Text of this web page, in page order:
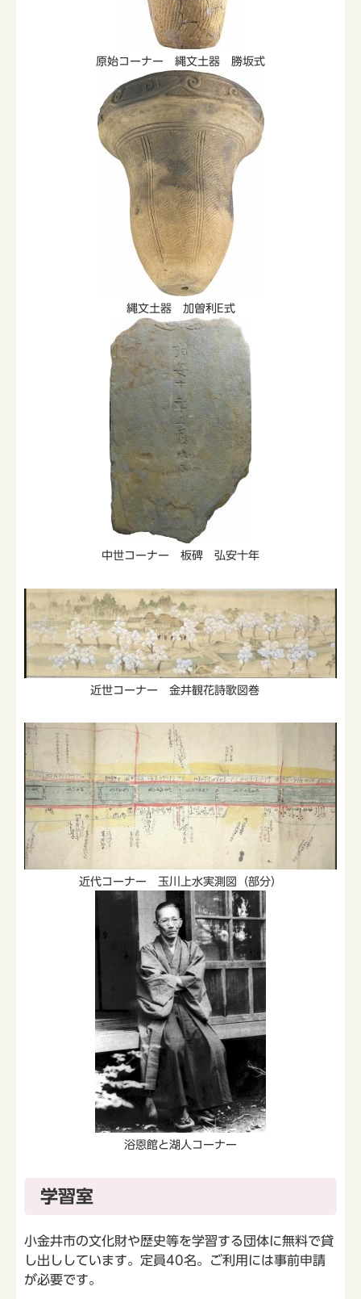
原始コーナー 縄文土器 勝坂式
縄文土器 加曽利E式
中世コーナー 板碑 弘安十年
近世コーナー 金井観花詩歌図巻
近代コーナー 玉川上水実測図（部分）
浴恩館と湖人コーナー
学習室
小金井市の文化財や歴史等を学習する団体に無料で貸
し出ししています。定員40名。ご利用には事前申請
が必要です。